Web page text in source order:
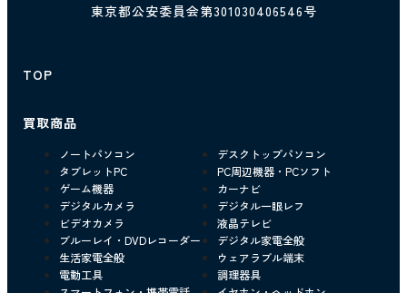
東京都公安委員会第301030406546号
TOP
買取商品
ノートパソコン
デスクトップパソコン
タブレットPC
PC周辺機器・PCソフト
ゲーム機器
カーナビ
デジタルカメラ
デジタル一眼レフ
ビデオカメラ
液晶テレビ
ブルーレイ・DVDレコーダー
デジタル家電全般
生活家電全般
ウェアラブル端末
電動工具
調理器具